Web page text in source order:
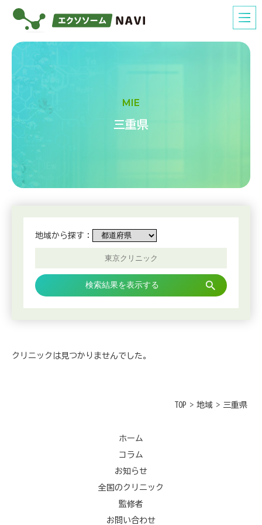
MIE
三重県
地域から探す：
検索結果を表示する
クリニックは見つかりませんでした。
TOP > 地域 > 三重県
ホーム
コラム
お知らせ
全国のクリニック
監修者
お問い合わせ